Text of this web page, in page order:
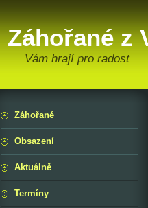
Záhořané z
Vám hrají pro radost
Záhořané
Obsazení
Aktuálně
Termíny